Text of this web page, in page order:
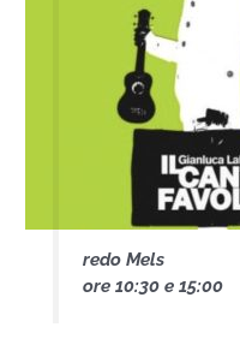
redo Mels
ore 10:30 e 15:00